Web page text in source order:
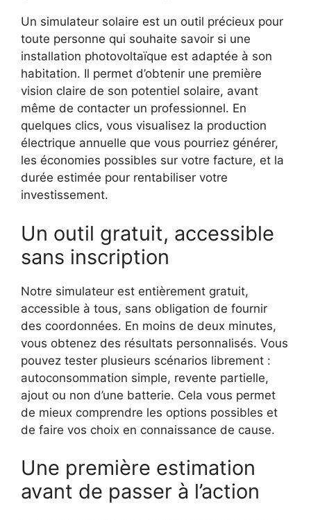
Un simulateur solaire est un outil précieux pour
toute personne qui souhaite savoir si une
installation photovoltaïque est adaptée à son
habitation. Il permet d’obtenir une première
vision claire de son potentiel solaire, avant
même de contacter un professionnel. En
quelques clics, vous visualisez la production
électrique annuelle que vous pourriez générer,
les économies possibles sur votre facture, et la
durée estimée pour rentabiliser votre
investissement.
Un outil gratuit, accessible
sans inscription
Notre simulateur est entièrement gratuit,
accessible à tous, sans obligation de fournir
des coordonnées. En moins de deux minutes,
vous obtenez des résultats personnalisés. Vous
pouvez tester plusieurs scénarios librement :
autoconsommation simple, revente partielle,
ajout ou non d’une batterie. Cela vous permet
de mieux comprendre les options possibles et
de faire vos choix en connaissance de cause.
Une première estimation
avant de passer à l’action